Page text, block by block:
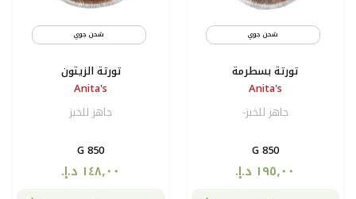
شحن جوي
تورتة بسطرمة
Anita's
جاهز للخبز-
850 G
شحن جوي
تورتة الزيتون
Anita's
جاهز للخبز
850 G